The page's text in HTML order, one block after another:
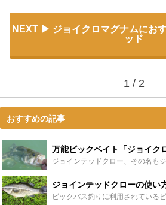
NEXT
ジョイクロマグナムにお
ッド
1 / 2
おすすめの記事